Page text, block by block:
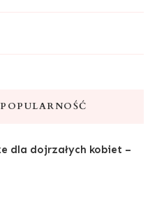
dla dojrzałych kobiet –